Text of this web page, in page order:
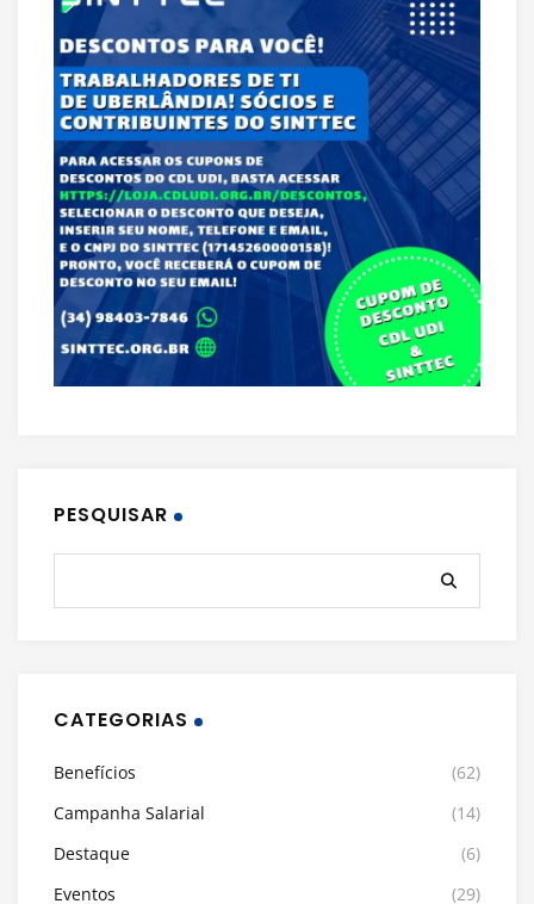
PESQUISAR
CATEGORIAS
Benefícios
(62)
Campanha Salarial
(14)
Destaque
(6)
Eventos
(29)